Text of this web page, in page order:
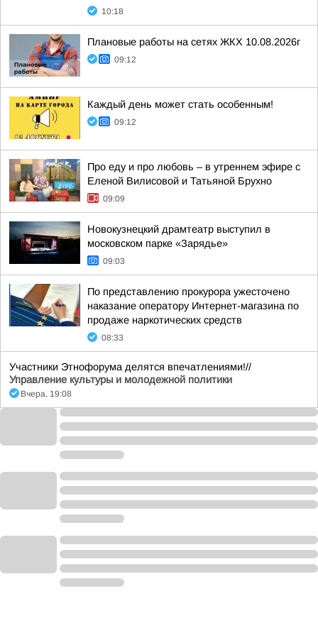
10:18
Плановые работы на сетях ЖКХ 10.08.2026г
09:12
Каждый день может стать особенным!
09:12
Про еду и про любовь – в утреннем эфире с
Еленой Вилисовой и Татьяной Брухно
09:09
Новокузнецкий драмтеатр выступил в
московском парке «Зарядье»
09:03
По представлению прокурора ужесточено
наказание оператору Интернет-магазина по
продаже наркотических средств
08:33
Участники Этнофорума делятся впечатлениями!//
Управление культуры и молодежной политики
Вчера, 19:08